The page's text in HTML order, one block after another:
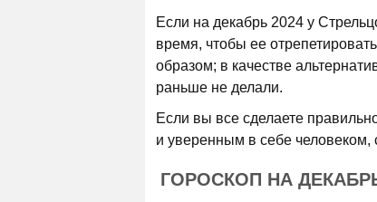
Если на декабрь 2024 у
время, чтобы ее
образом; в качестве
раньше не делали.
Если вы все сделаете
и уверенным в себе
ГОРОСКОП НА